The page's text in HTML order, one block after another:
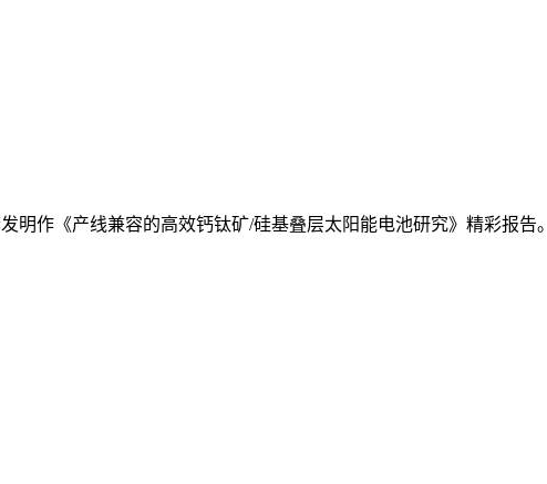
作《产线兼容的高效钙钛矿/硅基叠层太阳能电池研究》精彩报告。